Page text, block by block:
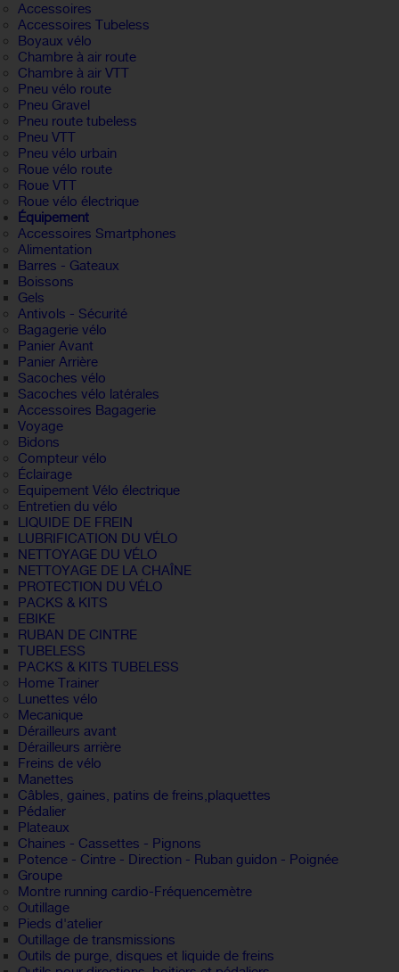
Accessoires
Accessoires Tubeless
Boyaux vélo
Chambre à air route
Chambre à air VTT
Pneu vélo route
Pneu Gravel
Pneu route tubeless
Pneu VTT
Pneu vélo urbain
Roue vélo route
Roue VTT
Roue vélo électrique
Équipement
Accessoires Smartphones
Alimentation
Barres - Gateaux
Boissons
Gels
Antivols - Sécurité
Bagagerie vélo
Panier Avant
Panier Arrière
Sacoches vélo
Sacoches vélo latérales
Accessoires Bagagerie
Voyage
Bidons
Compteur vélo
Éclairage
Equipement Vélo électrique
Entretien du vélo
LIQUIDE DE FREIN
LUBRIFICATION DU VÉLO
NETTOYAGE DU VÉLO
NETTOYAGE DE LA CHAÎNE
PROTECTION DU VÉLO
PACKS & KITS
EBIKE
RUBAN DE CINTRE
TUBELESS
PACKS & KITS TUBELESS
Home Trainer
Lunettes vélo
Mecanique
Dérailleurs avant
Dérailleurs arrière
Freins de vélo
Manettes
Câbles, gaines, patins de freins,plaquettes
Pédalier
Plateaux
Chaines - Cassettes - Pignons
Potence - Cintre - Direction - Ruban guidon - Poignée
Groupe
Montre running cardio-Fréquencemètre
Outillage
Pieds d'atelier
Outillage de transmissions
Outils de purge, disques et liquide de freins